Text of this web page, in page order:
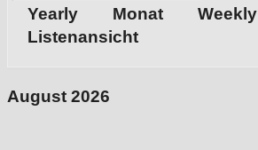
Yearly Monat Weekly
Listenansicht
August 2026